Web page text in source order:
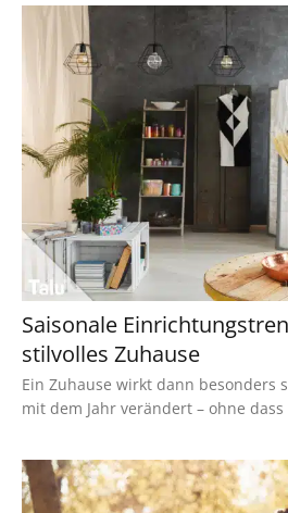
Saisonale
stilvolles Zuhause
Ein Zuhause wirkt dann besonders
mit dem Jahr verändert – ohne